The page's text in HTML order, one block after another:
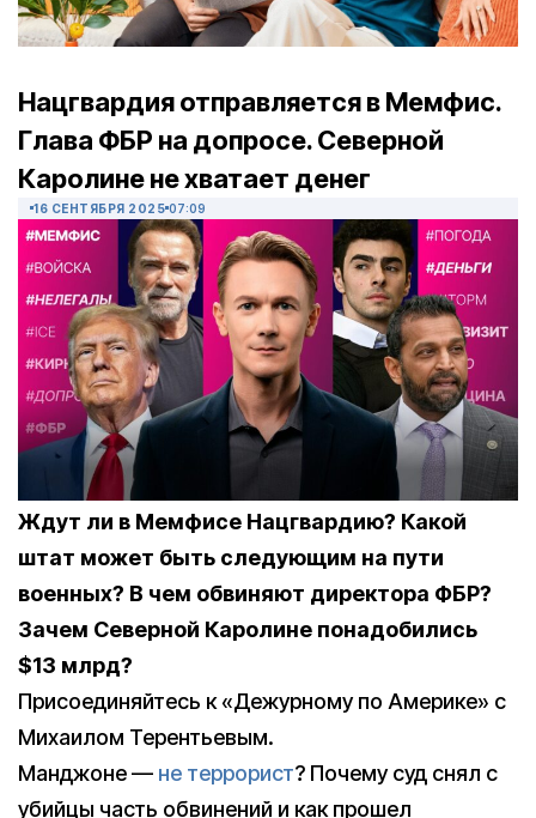
Нацгвардия отправляется в Мемфис.
Глава ФБР на допросе. Северной
Каролине не хватает денег
16 СЕНТЯБРЯ 2025 07:09
Ждут ли в Мемфисе Нацгвардию? Какой
штат может быть следующим на пути
военных? В чем обвиняют директора ФБР?
Зачем Северной Каролине понадобились
$13 млрд?
Присоединяйтесь к «Дежурному по Америке» с
Михаилом Терентьевым.
Манджоне — не террорист? Почему суд снял с
убийцы часть обвинений и как прошел